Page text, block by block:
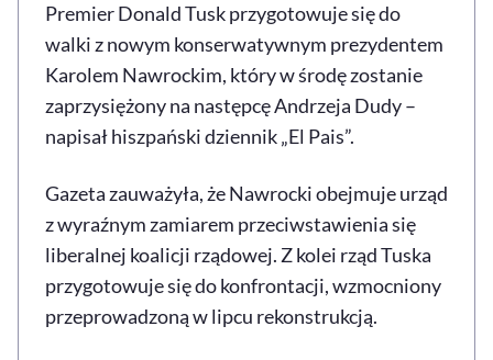
Sprawdź, jak i dlaczego zwiększamy dostępność , otwiera się w nowym
Premier Donald Tusk przygotowuje się do
walki z nowym konserwatywnym prezydentem
Karolem Nawrockim, który w środę zostanie
zaprzysiężony na następcę Andrzeja Dudy –
napisał hiszpański dziennik „El Pais”.
Gazeta zauważyła, że Nawrocki obejmuje urząd
z wyraźnym zamiarem przeciwstawienia się
liberalnej koalicji rządowej. Z kolei rząd Tuska
przygotowuje się do konfrontacji, wzmocniony
przeprowadzoną w lipcu rekonstrukcją.